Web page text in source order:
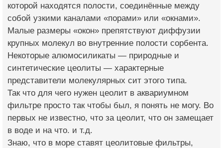
которой находятся полости, соединённые между
собой узкими каналами «порами» или «окнами».
Малые размеры «окон» препятствуют диффузии
крупных молекул во внутренние полости сорбента.
Некоторые алюмосиликаты — природные и
синтетические цеолиты — характерные
представители молекулярных сит этого типа.
Так что для чего нужен цеолит в аквариумном
фильтре просто так чтобы был, я понять не могу. Во
первых не известно, что за цеолит, что он замещает
в воде и на что. и т.д.
Знаю, что в море ставят цеолитовые фильтры,